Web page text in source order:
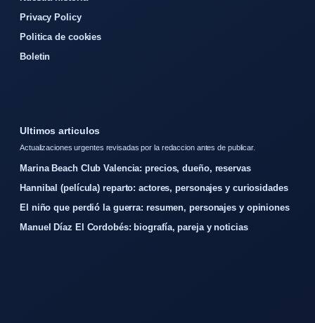
Privacy Policy
Politica de cookies
Boletin
Ultimos articulos
Actualizaciones urgentes revisadas por la redaccion antes de publicar.
Marina Beach Club Valencia: precios, dueño, reservas
Hannibal (película) reparto: actores, personajes y curiosidades
El niño que perdió la guerra: resumen, personajes y opiniones
Manuel Díaz El Cordobés: biografía, pareja y noticias